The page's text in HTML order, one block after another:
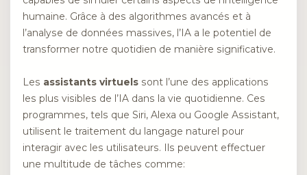
humaine. Grâce à des algorithmes avancés et à
l’analyse de données massives, l’IA a le potentiel de
transformer notre quotidien de manière significative.
Les assistants virtuels sont l’une des applications
les plus visibles de l’IA dans la vie quotidienne. Ces
programmes, tels que Siri, Alexa ou Google Assistant,
utilisent le traitement du langage naturel pour
interagir avec les utilisateurs. Ils peuvent effectuer
une multitude de tâches comme: